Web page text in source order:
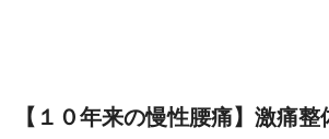
【１０年来の慢性腰痛】激痛